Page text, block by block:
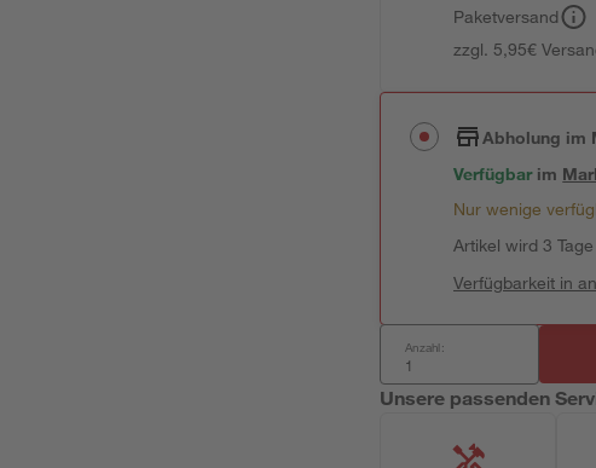
Paketversand
zzgl. 5,95€
Abholung im
Verfügbar im
Nur wenige
Artikel wird 3
Verfügbarkeit in
Anzahl:
Unsere passenden